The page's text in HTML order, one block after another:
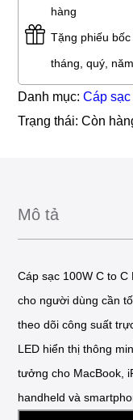
hàng
Tặng phiếu
tháng, quý, năm
Danh mục:Cáp
Trạng thái:Còn
Mô tả
Cáp sạc 100W C to C
cho người dùng cần
theo dõi công suất
LED hiển thị thông
tưởng cho MacBook,
handheld và